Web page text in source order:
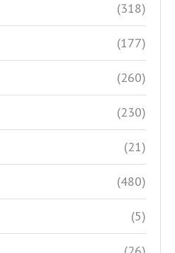
(318)
(177)
(260)
(230)
(21)
(480)
(5)